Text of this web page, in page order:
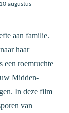
10 augustus
aan familie.
haar
een roemruchte
Midden-
In deze film
van